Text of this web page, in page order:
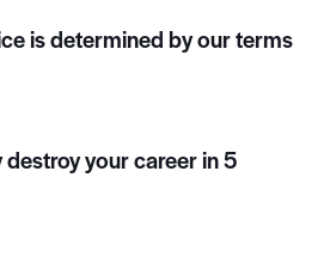
is determined by our terms
your career in 5